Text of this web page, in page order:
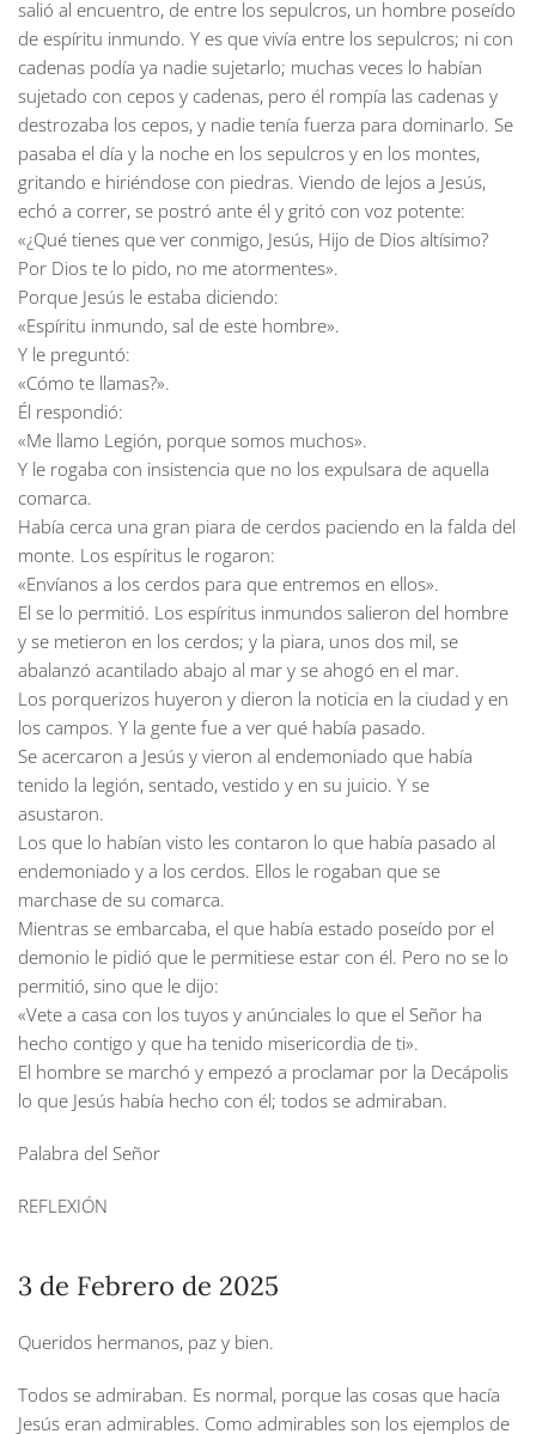
salió al encuentro, de entre los sepulcros, un hombre poseído
de espíritu inmundo. Y es que vivía entre los sepulcros; ni con
cadenas podía ya nadie sujetarlo; muchas veces lo habían
sujetado con cepos y cadenas, pero él rompía las cadenas y
destrozaba los cepos, y nadie tenía fuerza para dominarlo. Se
pasaba el día y la noche en los sepulcros y en los montes,
gritando e hiriéndose con piedras. Viendo de lejos a Jesús,
echó a correr, se postró ante él y gritó con voz potente:
«¿Qué tienes que ver conmigo, Jesús, Hijo de Dios altísimo?
Por Dios te lo pido, no me atormentes».
Porque Jesús le estaba diciendo:
«Espíritu inmundo, sal de este hombre».
Y le preguntó:
«Cómo te llamas?».
Él respondió:
«Me llamo Legión, porque somos muchos».
Y le rogaba con insistencia que no los expulsara de aquella
comarca.
Había cerca una gran piara de cerdos paciendo en la falda del
monte. Los espíritus le rogaron:
«Envíanos a los cerdos para que entremos en ellos».
El se lo permitió. Los espíritus inmundos salieron del hombre
y se metieron en los cerdos; y la piara, unos dos mil, se
abalanzó acantilado abajo al mar y se ahogó en el mar.
Los porquerizos huyeron y dieron la noticia en la ciudad y en
los campos. Y la gente fue a ver qué había pasado.
Se acercaron a Jesús y vieron al endemoniado que había
tenido la legión, sentado, vestido y en su juicio. Y se
asustaron.
Los que lo habían visto les contaron lo que había pasado al
endemoniado y a los cerdos. Ellos le rogaban que se
marchase de su comarca.
Mientras se embarcaba, el que había estado poseído por el
demonio le pidió que le permitiese estar con él. Pero no se lo
permitió, sino que le dijo:
«Vete a casa con los tuyos y anúnciales lo que el Señor ha
hecho contigo y que ha tenido misericordia de ti».
El hombre se marchó y empezó a proclamar por la Decápolis
lo que Jesús había hecho con él; todos se admiraban.
Palabra del Señor
REFLEXIÓN
3 de Febrero de 2025
Queridos hermanos, paz y bien.
Todos se admiraban. Es normal, porque las cosas que hacía
Jesús eran admirables. Como admirables son los ejemplos de